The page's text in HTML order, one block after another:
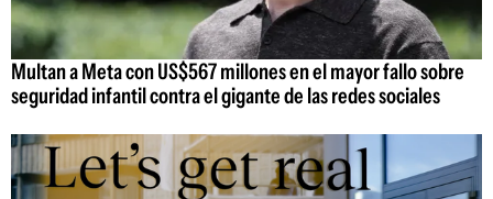
Multan a Meta con US$567 millones en el mayor fallo sobre
seguridad infantil contra el gigante de las redes sociales